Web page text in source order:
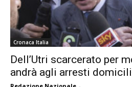
Cronaca Italia
Dell’Utri scarcerato per
andrà agli arresti